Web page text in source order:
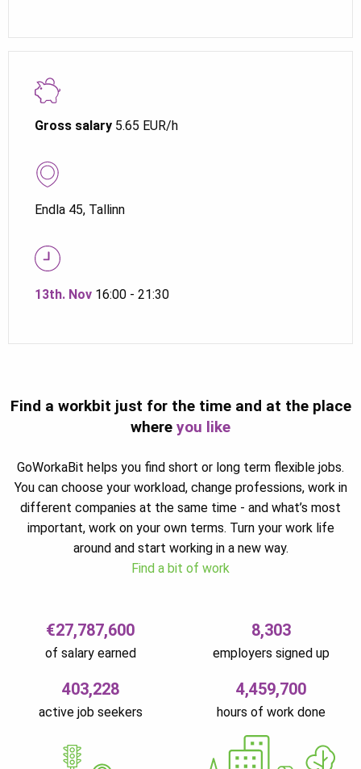
Gross salary 5.65 EUR/h
Endla 45, Tallinn
13th. Nov 16:00 - 21:30
Find a workbit just for the time and at the place
where you like
GoWorkaBit helps you find short or long term flexible jobs.
You can choose your workload, change professions, work in
different companies at the same time - and what’s most
important, work on your own terms. Turn your work life
around and start working in a new way.
Find a bit of work
€27,787,600
of salary earned
8,303
employers signed up
403,228
active job seekers
4,459,700
hours of work done